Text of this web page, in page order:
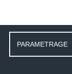
PARAMETRAGE